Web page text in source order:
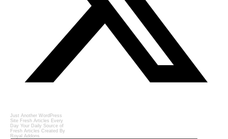
Just Another WordPress
Site Fresh Articles Every
Day Your Daily Source of
Fresh Articles Created By
Royal Addons